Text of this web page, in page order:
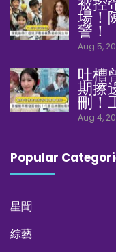
場！
警！
Aug 5,
吐槽
期擦
刪！
Aug 4,
Popular
星聞
綜藝